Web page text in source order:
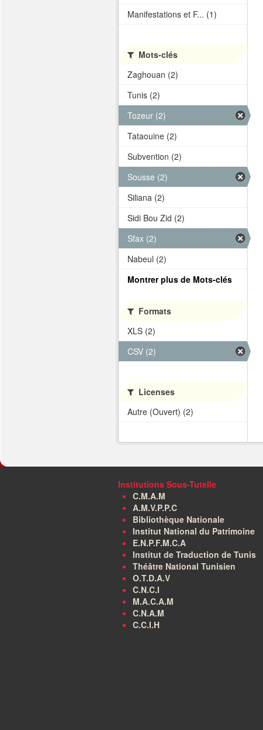
Manifestations et F... (1)
Mots-clés
Zaghouan (2)
Tunis (2)
Tozeur (2)
Tataouine (2)
Subvention (2)
Sousse (2)
Siliana (2)
Sidi Bou Zid (2)
Sfax (2)
Nabeul (2)
Montrer plus de Mots-clés
Formats
XLS (2)
CSV (2)
Licenses
Autre (Ouvert) (2)
Institutions Sous-Tutelle
C.M.A.M
A.M.V.P.P.C
Bibliothèque Nationale
Institut National du Patrimoine
E.N.P.F.M.C.A
Institut de Traduction de Tunis
Théâtre National Tunisien
O.T.D.A.V
C.N.C.I
M.A.C.A.M
C.N.A.M
C.C.I.H